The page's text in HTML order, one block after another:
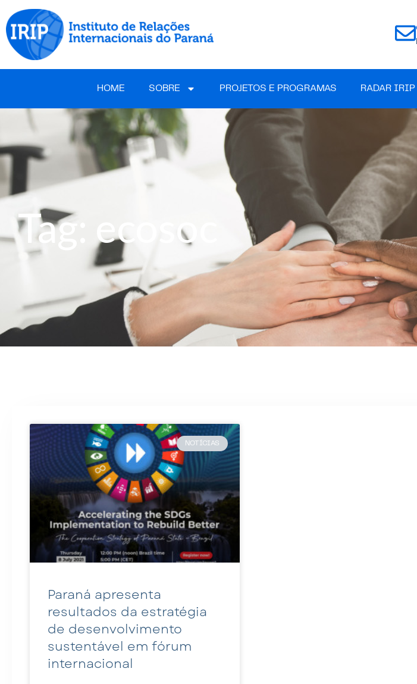
HOME SOBRE PROJETOS E PROGRAMAS RADAR IRIP
Tag: ecosoc
NOTÍCIAS
Paraná apresenta
resultados da estratégia
de desenvolvimento
sustentável em fórum
internacional